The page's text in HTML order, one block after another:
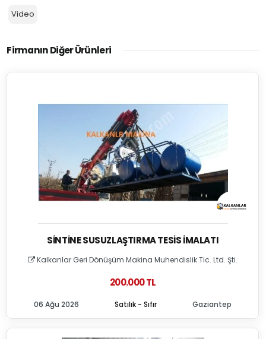
Video
Firmanın Diğer Ürünleri
SINTINE SUSUZLAŞTIRMA TESIS İMALATI
Kalkanlar Geri Dönüşüm Makina Muhendislik Tic. Ltd. Şti.
200.000 TL
Satılık - Sıfır
06 Ağu 2026 Gaziantep